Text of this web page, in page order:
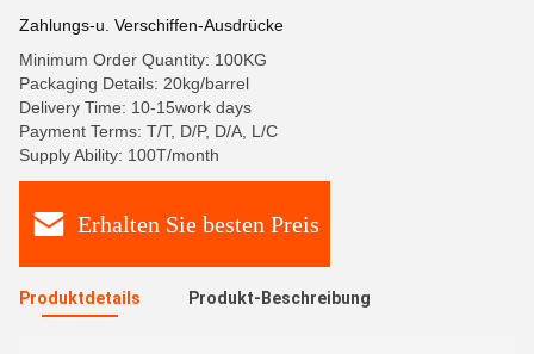
Zahlungs-u. Verschiffen-Ausdrücke
Minimum Order Quantity: 100KG
Packaging Details: 20kg/barrel
Delivery Time: 10-15work days
Payment Terms: T/T, D/P, D/A, L/C
Supply Ability: 100T/month
Erhalten Sie besten Preis
Produktdetails Produkt-Beschreibung